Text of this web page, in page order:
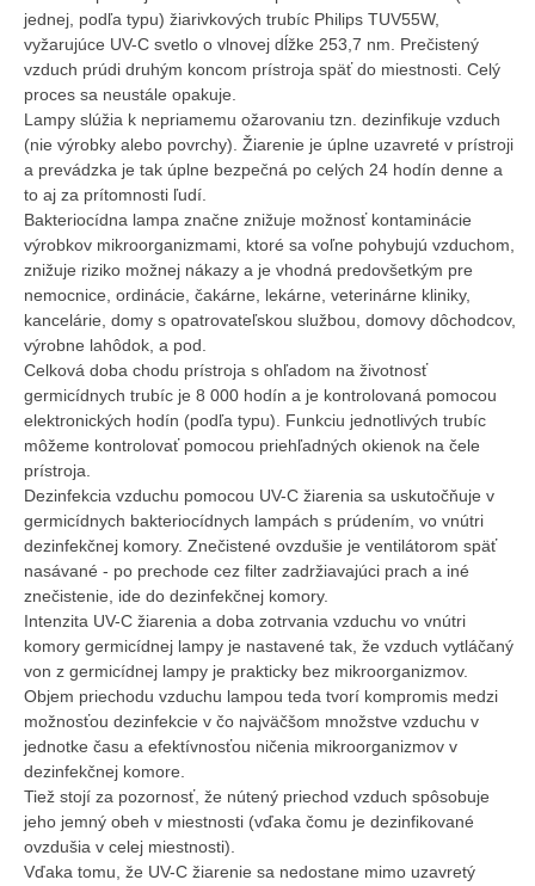
jednej, podľa typu) žiarivkových trubíc Philips TUV55W,
vyžarujúce UV-C svetlo o vlnovej dĺžke 253,7 nm. Prečistený
vzduch prúdi druhým koncom prístroja späť do miestnosti. Celý
proces sa neustále opakuje.
Lampy slúžia k nepriamemu ožarovaniu tzn. dezinfikuje vzduch
(nie výrobky alebo povrchy). Žiarenie je úplne uzavreté v prístroji
a prevádzka je tak úplne bezpečná po celých 24 hodín denne a
to aj za prítomnosti ľudí.
Bakteriocídna lampa značne znižuje možnosť kontaminácie
výrobkov mikroorganizmami, ktoré sa voľne pohybujú vzduchom,
znižuje riziko možnej nákazy a je vhodná predovšetkým pre
nemocnice, ordinácie, čakárne, lekárne, veterinárne kliniky,
kancelárie, domy s opatrovateľskou službou, domovy dôchodcov,
výrobne lahôdok, a pod.
Celková doba chodu prístroja s ohľadom na životnosť
germicídnych trubíc je 8 000 hodín a je kontrolovaná pomocou
elektronických hodín (podľa typu). Funkciu jednotlivých trubíc
môžeme kontrolovať pomocou priehľadných okienok na čele
prístroja.
Dezinfekcia vzduchu pomocou UV-C žiarenia sa uskutočňuje v
germicídnych bakteriocídnych lampách s prúdením, vo vnútri
dezinfekčnej komory. Znečistené ovzdušie je ventilátorom späť
nasávané - po prechode cez filter zadržiavajúci prach a iné
znečistenie, ide do dezinfekčnej komory.
Intenzita UV-C žiarenia a doba zotrvania vzduchu vo vnútri
komory germicídnej lampy je nastavené tak, že vzduch vytláčaný
von z germicídnej lampy je prakticky bez mikroorganizmov.
Objem priechodu vzduchu lampou teda tvorí kompromis medzi
možnosťou dezinfekcie v čo najväčšom množstve vzduchu v
jednotke času a efektívnosťou ničenia mikroorganizmov v
dezinfekčnej komore.
Tiež stojí za pozornosť, že nútený priechod vzduch spôsobuje
jeho jemný obeh v miestnosti (vďaka čomu je dezinfikované
ovzdušia v celej miestnosti).
Vďaka tomu, že UV-C žiarenie sa nedostane mimo uzavretý